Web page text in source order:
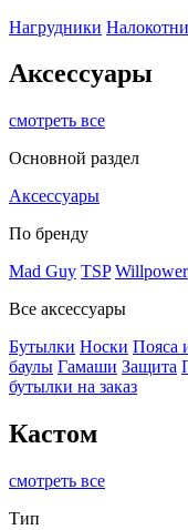
Нагрудники
Аксессуары
смотреть все
Основной раздел
Аксессуары
По бренду
Mad Guy TSP Willpower
Все аксессуары
Бутылки Носки Пояса
баулы Гамаши Защита
бутылки на заказ
Кастом
смотреть все
Тип